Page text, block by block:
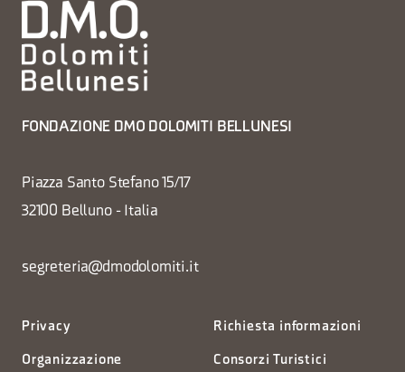
FONDAZIONE DMO DOLOMITI BELLUNESI
Piazza Santo Stefano 15/17
32100 Belluno - Italia
segreteria@dmodolomiti.it
Privacy
Organizzazione
Richiesta informazioni
Consorzi Turistici